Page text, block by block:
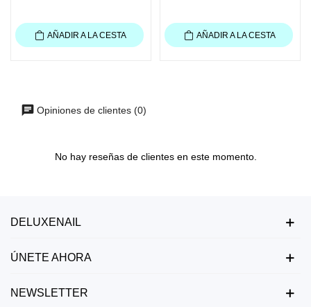
AÑADIR A LA CESTA AÑADIR A LA CESTA
Opiniones de clientes (0)
No hay reseñas de clientes en este momento.
DELUXENAIL
ÚNETE AHORA
NEWSLETTER